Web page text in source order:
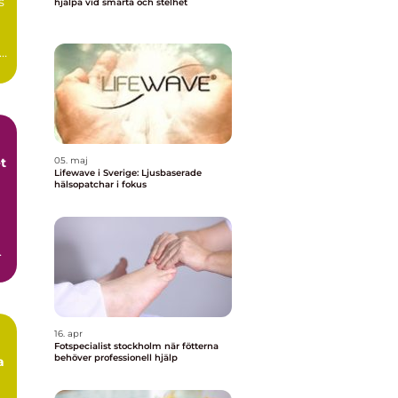
05. maj
Lifewave i Sverige: Ljusbaserade
hälsopatchar i fokus
16. apr
Fotspecialist stockholm när fötterna
behöver professionell hjälp